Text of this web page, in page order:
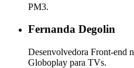
PM3.
Fernanda Degolin
Desenvolvedora Front-end
Globoplay para TVs.